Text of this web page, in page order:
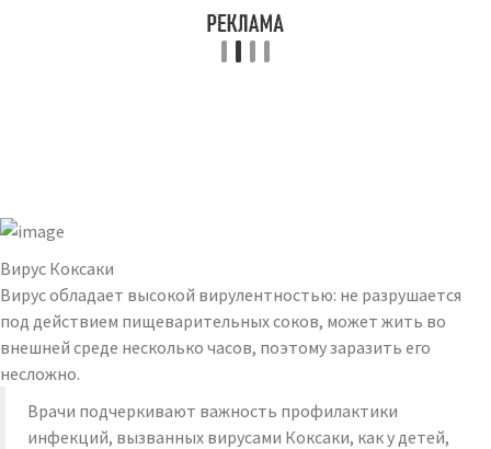
Вирус Коксаки
Вирус обладает высокой вирулентностью: не разрушается
под действием пищеварительных соков, может жить во
внешней среде несколько часов, поэтому заразить его
несложно.
Врачи подчеркивают важность профилактики
инфекций, вызванных вирусами Коксаки, как у детей,